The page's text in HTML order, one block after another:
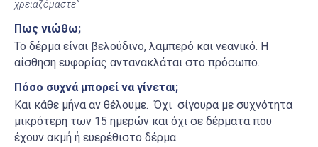
χρειαζόμαστε”
Πως νιώθω;
Το δέρμα είναι βελούδινο, λαμπερό και νεανικό. Η
αίσθηση ευφορίας αντανακλάται στο πρόσωπο.
Πόσο συχνά μπορεί να γίνεται;
Και κάθε μήνα αν θέλουμε. Όχι σίγουρα με συχνότητα
μικρότερη των 15 ημερών και όχι σε δέρματα που
έχουν ακμή ή ευερέθιστο δέρμα.